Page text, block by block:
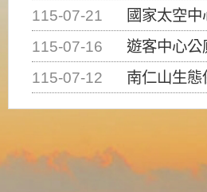
115-07-21
國家太空中心為辦理2026台灣盃火箭競賽
115-07-16
遊客中心公
115-07-12
南仁山生態保護區步道已完成修復，自115年